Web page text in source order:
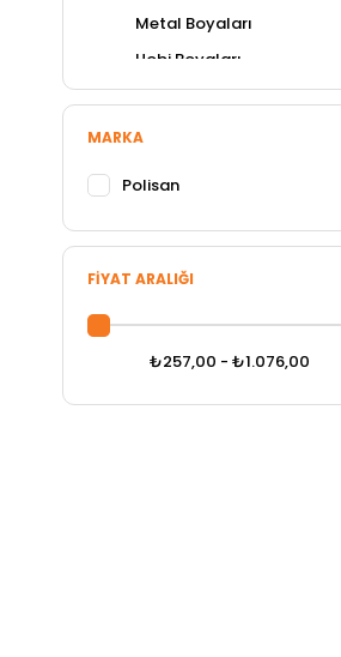
Metal Boyaları
Hobi Boyaları
Vernikler
Yağlı Boyalar
Tinerler
Renk Pastaları
MARKA
Polisan
FIYAT ARALIĞI
₺257,00 - ₺1.076,00